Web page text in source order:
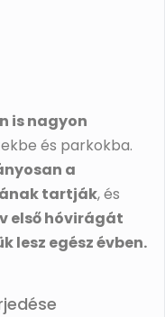
is nagyon
és parkokba.
a
tartják, és
első hóvirágát
lesz egész évben.